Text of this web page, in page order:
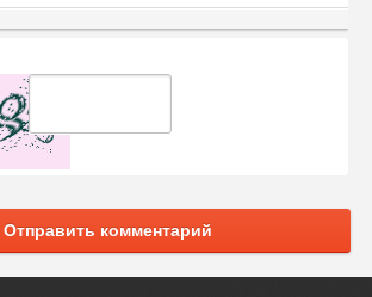
Отправить комментарий